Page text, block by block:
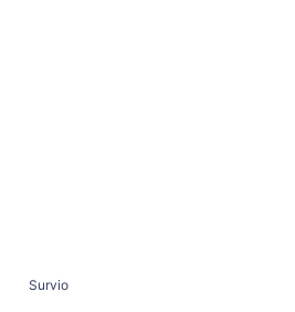
Survio